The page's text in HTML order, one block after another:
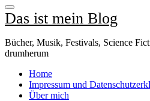
Das ist mein Blog
Bücher, Musik, Festivals, Science
drumherum
Home
Impressum und
Über mich